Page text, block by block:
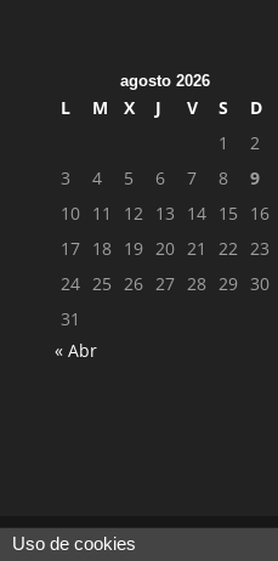
agosto 2026
L M X J V S
D
1
2
3
4 5 6 7 8
9
10 11 12 13 14 15
16
17 18 19 20 21 22
23
24 25 26 27 28 29 30
31
« Abr
Uso de cookies